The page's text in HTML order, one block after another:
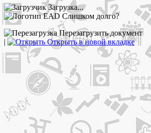
Загрузка...
Слишком долго?
Перезагрузить документ
|
Открыть в новой вкладке